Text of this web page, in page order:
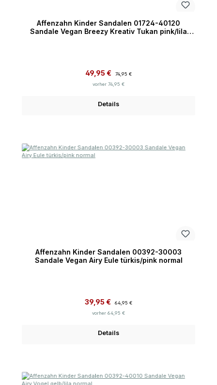
Affenzahn Kinder Sandalen 01724-40120
Sandale Vegan Breezy Kreativ Tukan pink/lila
Verkaufspreis:
49,95 €
74,95 €
vorher 74,95 €
Details
Affenzahn Kinder Sandalen 00392-30003
Sandale Vegan Airy Eule türkis/pink normal
Verkaufspreis:
39,95 €
64,95 €
vorher 64,95 €
Details